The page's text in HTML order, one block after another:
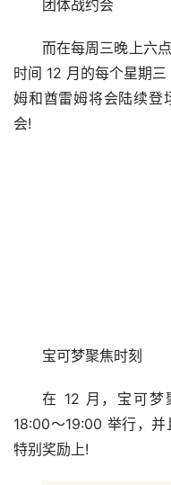
团体战约会
而在每周三晚上六
时间 12 月的每个星期
姆和酋雷姆将会陆续登
会!
宝可梦聚焦时刻
在 12 月，宝可梦
18:00～19:00 举行，
特别奖励上!